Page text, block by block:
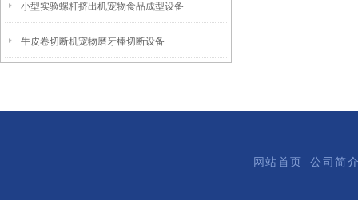
小型实验螺杆挤出机宠物食品成型设备
牛皮卷切断机宠物磨牙棒切断设备
网站首页 公司简